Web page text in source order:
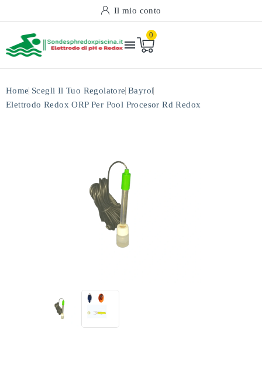
Il mio conto

0
Home Scegli Il Tuo Regolatore Bayrol
Elettrodo Redox ORP Per Pool Procesor Rd Redox